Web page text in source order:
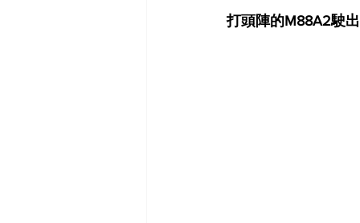
打頭陣的M88A2駛出